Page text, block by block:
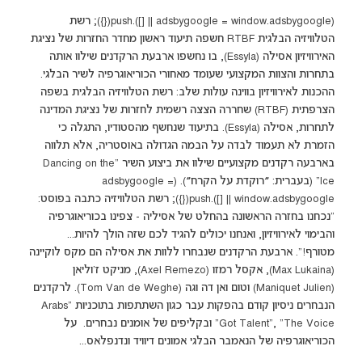
(adsbygoogle = window.adsbygoogle || []).push({}); רשת
הטלוויזיה הבלגית RTBF חשפה תיעוד ראשון מחדר החזרות של נציגת
האירוויזיון אסילה (Essyla), בו נחשפו ארבעת הרקדנים שילוו אותה
בתחרות והצוות המקצועי שעומד מאחורי הכוריאוגרפיה לשיר הבלגי.
ההכנות לאירוויזיון בווינה עולות שלב: רשת הטלוויזיה הבלגית בשפה
הצרפתית (RTBF) שחררה הצצה רשמית לחזרות של נציגת המדינה
לתחרות, אסילה (Essyla). בתיעוד שנחשף מהסטודיו, התגלה כי
הזמרת לא תעמוד לבדה על הבמה הגדולה באוסטריה, אלא תלווה
בארבעה רקדנים מקצועיים שילוו את ביצוע השיר “Dancing on the
Ice” (בעברית: ״רוקדת על הקרח״). (adsbygoogle =
window.adsbygoogle || []).push({}); רשת הטלוויזיה כתבה בפוסט:
"נכחנו בחזרה הראשונה בהחלט של אסיליה - צפינו בכוריאוגרפיה
והבימוי לאירוויזיון, ואנחנו יכולים להגיד לכם שזה הולך להיות...
מטורף!". ארבעת הרקדנים שנבחרו ללוות את אסילה הם מקס לוקיינה
(Max Lukaina), אקסל רמזו (Axel Remezo), מניקט ז'וליאן
(Maniquet Julien) וטום ואן דה וגה (Tom Van de Weghe). לרקדנים
הנבחרים ניסיון קודם בהפקות עבר כגון השתתפות בתוכניות "Arabs
Got Talent", "The Voice" ובקליפים של אומנים נבחרים. על
הכוריאוגרפיה של הנאמבר הבלגי אמונים דיוויד ונדנפלאס...